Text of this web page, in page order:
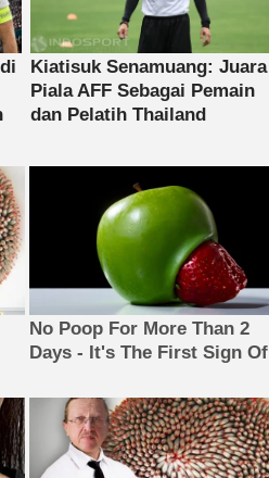
No Poop For More Than 2
Days - It's The First Sign Of